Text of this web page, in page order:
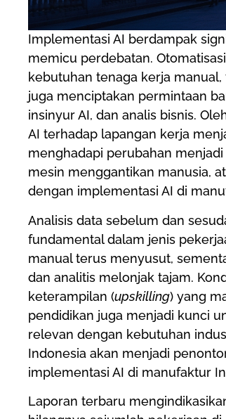
Implementasi AI berdampak
memicu perdebatan.
kebutuhan tenaga kerja
juga menciptakan permintaan
insinyur AI, dan analis bisnis.
AI terhadap lapangan kerja
menghadapi perubahan
mesin menggantikan manusia,
dengan implementasi AI di
Analisis data sebelum dan
fundamental dalam jenis
manual terus menyusut,
dan analitis melonjak tajam.
keterampilan (upskilling) yang
pendidikan juga menjadi kunci
relevan dengan kebutuhan
Indonesia akan menjadi
implementasi AI di manufaktur
Laporan terbaru